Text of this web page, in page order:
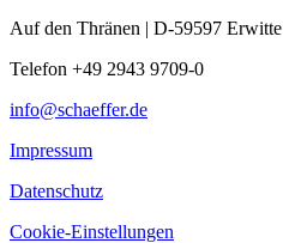
Auf den Thränen | D-59597 Erwitte
Telefon +49 2943 9709-0
info@schaeffer.de
Impressum
Datenschutz
Cookie-Einstellungen